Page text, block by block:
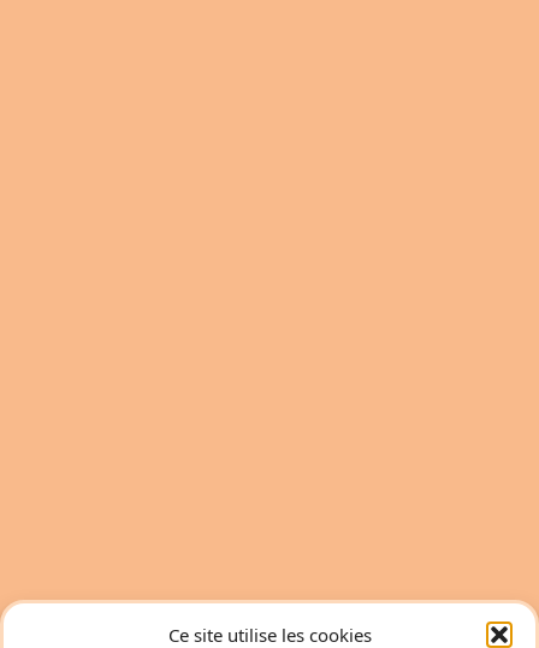
Ce site utilise les cookies